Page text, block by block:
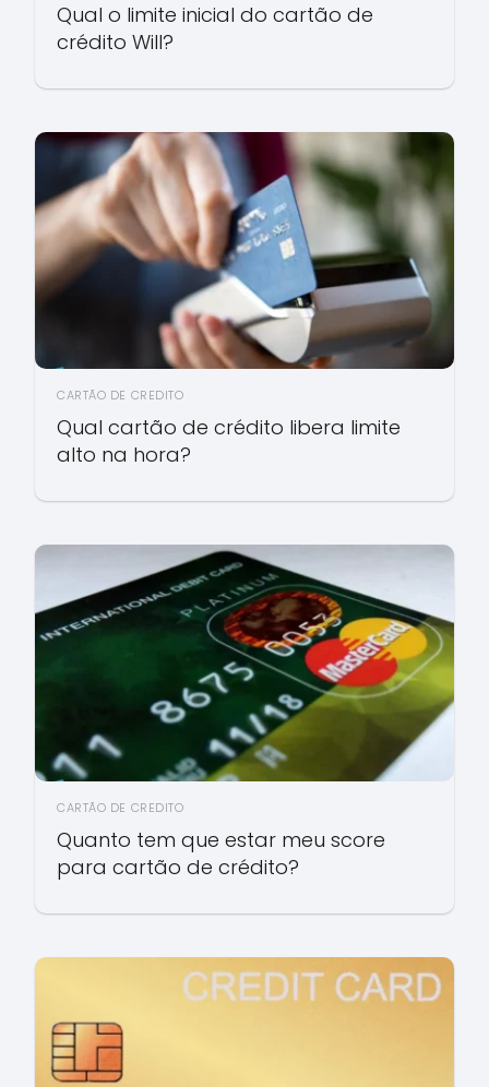
Qual o limite inicial do cartão de
crédito Will?
CARTÃO DE CREDITO
Qual cartão de crédito libera limite
alto na hora?
CARTÃO DE CREDITO
Quanto tem que estar meu score
para cartão de crédito?